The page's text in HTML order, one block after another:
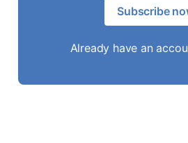
Subscribe
Already have an